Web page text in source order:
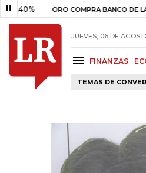
ORO COMPRA BANCO DE LA
JUEVES, 06 DE
FINANZAS
TEMAS DE